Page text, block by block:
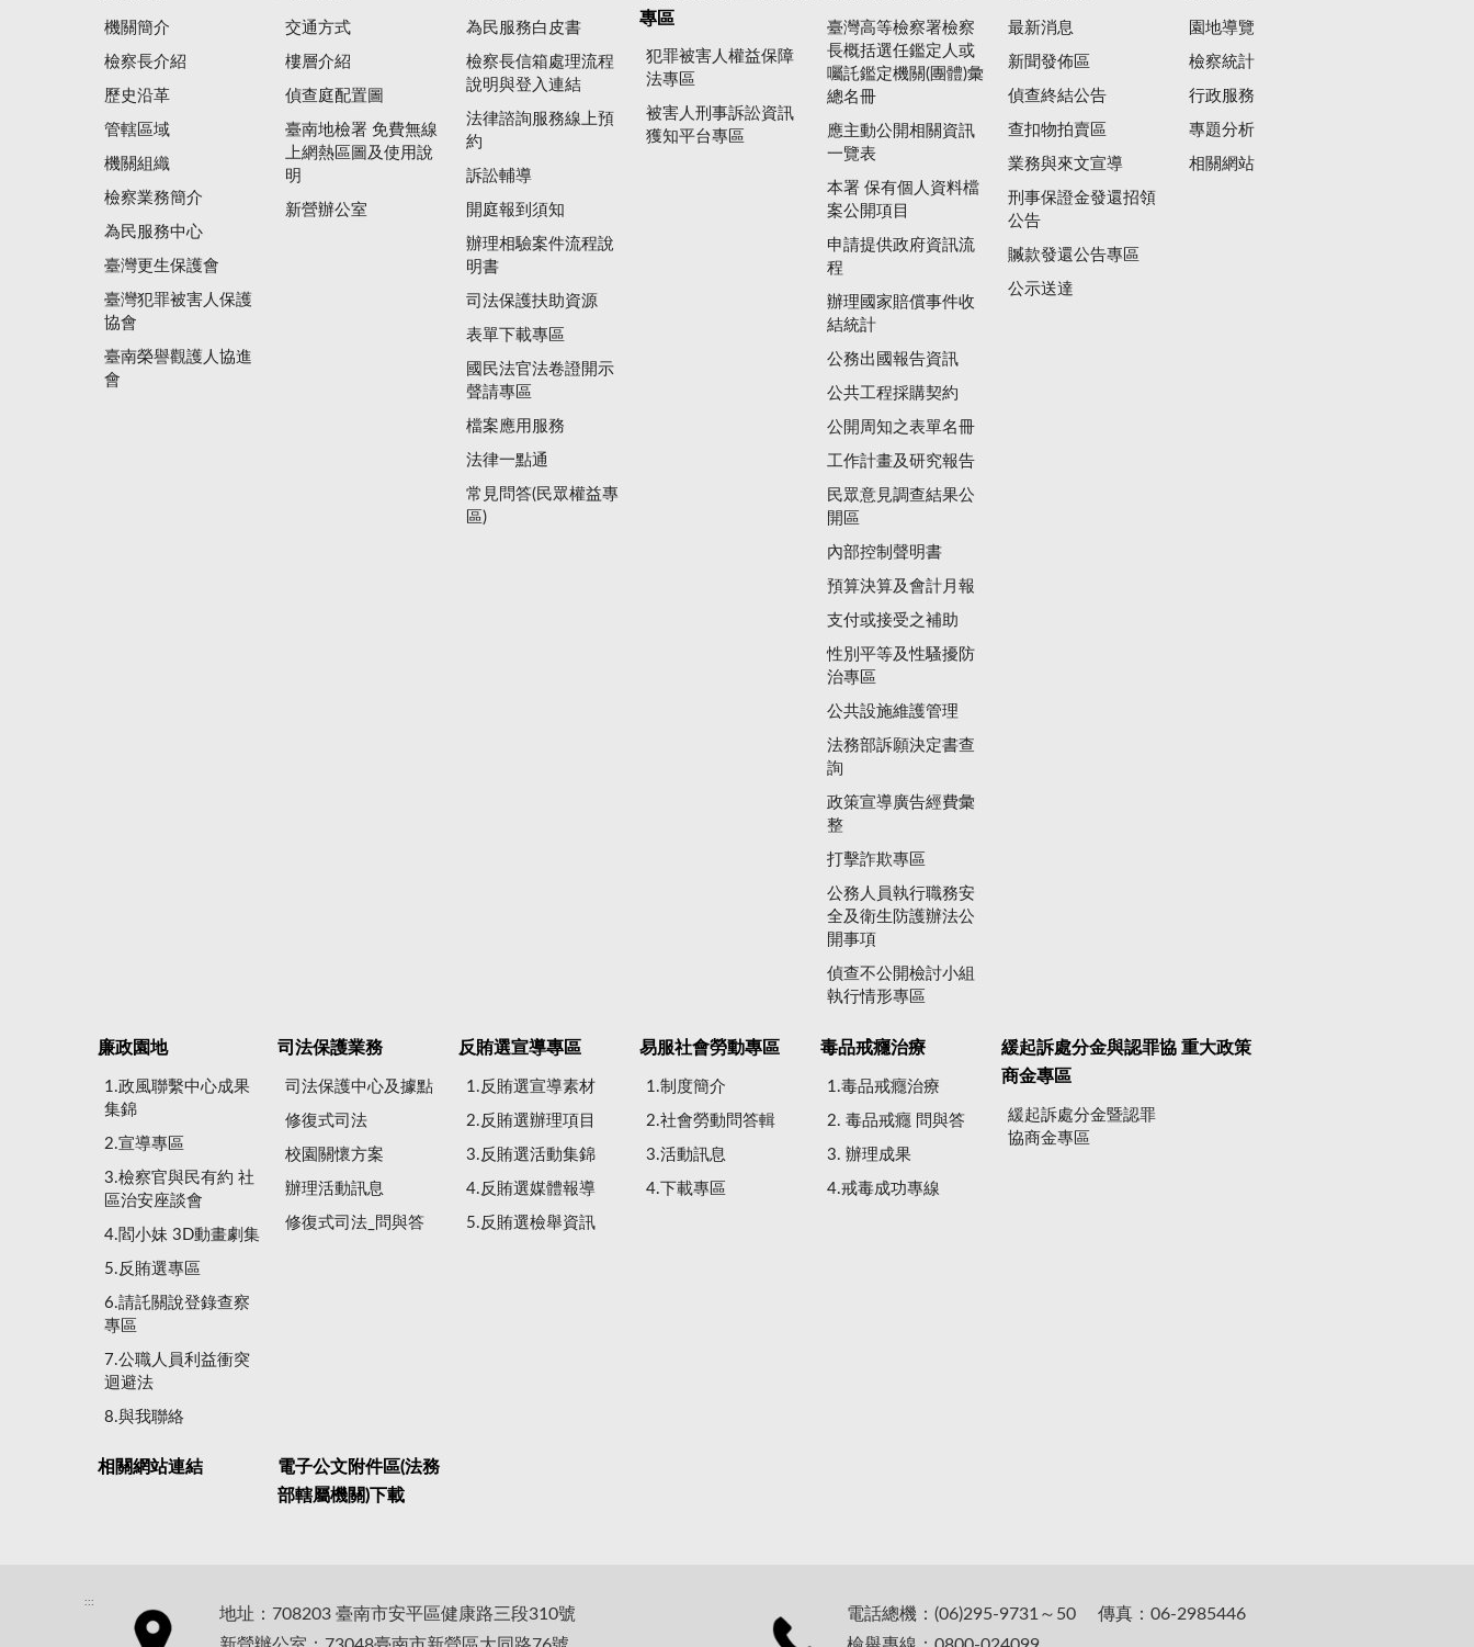
機關簡介
檢察長介紹
歷史沿革
管轄區域
機關組織
檢察業務簡介
為民服務中心
臺灣更生保護會
臺灣犯罪被害人保護
協會
臺南榮譽觀護人協進
會
交通方式
樓層介紹
偵查庭配置圖
臺南地檢署 免費無線
上網熱區圖及使用說
明
新營辦公室
為民服務白皮書
檢察長信箱處理流程
說明與登入連結
法律諮詢服務線上預
約
訴訟輔導
開庭報到須知
辦理相驗案件流程說
明書
司法保護扶助資源
表單下載專區
國民法官法卷證開示
聲請專區
檔案應用服務
法律一點通
常見問答(民眾權益專
區)
專區
犯罪被害人權益保障
法專區
被害人刑事訴訟資訊
獲知平台專區
臺灣高等檢察署檢察
長概括選任鑑定人或
囑託鑑定機關(團體)彙
總名冊
應主動公開相關資訊
一覽表
本署 保有個人資料檔
案公開項目
申請提供政府資訊流
程
辦理國家賠償事件收
結統計
公務出國報告資訊
公共工程採購契約
公開周知之表單名冊
工作計畫及研究報告
民眾意見調查結果公
開區
內部控制聲明書
預算決算及會計月報
支付或接受之補助
性別平等及性騷擾防
治專區
公共設施維護管理
法務部訴願決定書查
詢
政策宣導廣告經費彙
整
打擊詐欺專區
公務人員執行職務安
全及衛生防護辦法公
開事項
偵查不公開檢討小組
執行情形專區
最新消息
新聞發佈區
偵查終結公告
查扣物拍賣區
業務與來文宣導
刑事保證金發還招領
公告
贓款發還公告專區
公示送達
園地導覽
檢察統計
行政服務
專題分析
相關網站
廉政園地
1.政風聯繫中心成果
集錦
2.宣導專區
3.檢察官與民有約 社
區治安座談會
4.閻小妹 3D動畫劇集
5.反賄選專區
6.請託關說登錄查察
專區
7.公職人員利益衝突
迴避法
8.與我聯絡
司法保護業務
司法保護中心及據點
修復式司法
校園關懷方案
辦理活動訊息
修復式司法_問與答
反賄選宣導專區
1.反賄選宣導素材
2.反賄選辦理項目
3.反賄選活動集錦
4.反賄選媒體報導
5.反賄選檢舉資訊
易服社會勞動專區
1.制度簡介
2.社會勞動問答輯
3.活動訊息
4.下載專區
毒品戒癮治療
1.毒品戒癮治療
2. 毒品戒癮 問與答
3. 辦理成果
4.戒毒成功專線
緩起訴處分金與認罪協
商金專區
緩起訴處分金暨認罪
協商金專區
重大政策
相關網站連結
電子公文附件區(法務
部轄屬機關)下載
:::
地址：708203 臺南市安平區健康路三段310號
電話總機：(06)295-9731～50 傳真：06-2985446